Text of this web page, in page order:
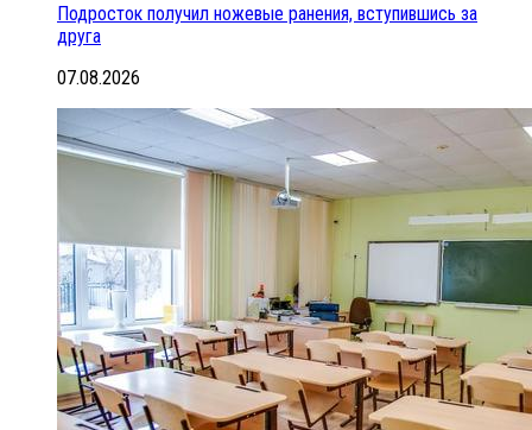
Подросток получил ножевые ранения, вступившись за
друга
07.08.2026